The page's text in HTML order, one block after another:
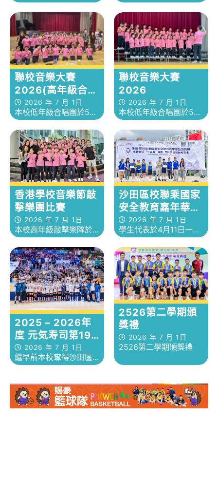
之同學包括 4A陳泓傑
5D周晉笙以及 5C羅智
謙 5D李勇培二人一隊代
表本校參加爆旋陀螺 X
STEM 聯校G1賽
現專注投入、精神飽
滿。經過數月來的密集
訓練與反覆打磨，樂團
憑藉細膩的詮釋、出色
的音準與節奏掌控，以
及整體的默契配合，成
功獲頒金獎，並獲評判
團的高度讚賞與肯定，
師生皆感欣喜與自豪。
聯校音樂大賽
2026(高年級合唱
團)2026 年 7 月 1日
本校低年級合唱團於5月
2026，於小學合唱團
（低級組）比賽中獲得
銀獎！
聯校音樂大賽
2026
2026 年 7 月 1日
本校低年級合唱團於5月
2026，於小學合唱團
（低級組）比賽中獲得
銀獎！
香港學校音樂節敲
擊樂團比賽
2026 年 7 月 1日
本校高年級敲擊樂隊於3
第78屆香港學校音樂節
敲擊樂團比賽。
沙田區校聯乘國家
安全教育嘉年華暨
頒獎禮
2026 年 7 月 1日
學生代表於4月11日一同
康文署及關愛隊合辦的
社區活動，並肩負起服
務生的角色。
2025 – 2026年
度 元気寿司第19
屆全港小學區際排
球比賽
2026 年 7 月 1日
繼早前本校奪得沙田區
同學聯同其他幾間沙田
區友校，代表沙田區學
2526第二學期頒
獎禮
2026 年 7 月 1日
2526第二學期頒獎禮